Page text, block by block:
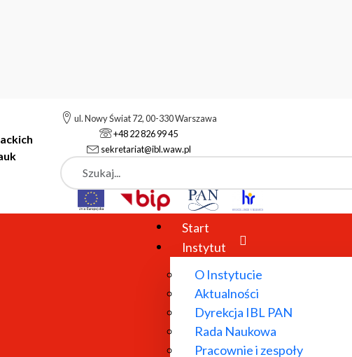
ul. Nowy Świat 72, 00-330 Warszawa
+48 22 826 99 45
sekretariat@ibl.waw.pl
Szukaj
Start
Instytut
O Instytucie
Aktualności
Dyrekcja IBL PAN
Rada Naukowa
Pracownie i zespoły
Nauk Dla Pracowników IBL